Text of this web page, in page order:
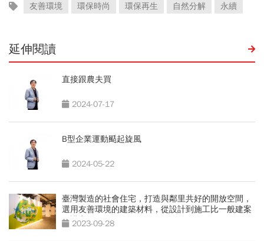
友善環境 環保時尚 環保再生 自然分解 永續
延伸閱讀
直接跟農夫買
2024-07-17
B型企業運動颳起旋風
2024-05-22
臺灣製造的社會住宅，打造與鄰里共好的開放空間，
選用友善環境的建築材料，從設計到施工比一般建案
更講究
2023-09-28